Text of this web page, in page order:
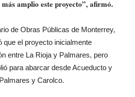
amplio este proyecto”, afirmó.
de Obras Públicas de Monterrey,
que el proyecto inicialmente
entre La Rioja y Palmares, pero
para abarcar desde Acueducto y
y Carolco.